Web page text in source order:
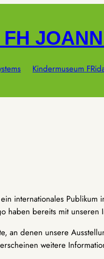
Kindermuseum
internationales
haben bereits mit unseren
an denen unsere
weitere